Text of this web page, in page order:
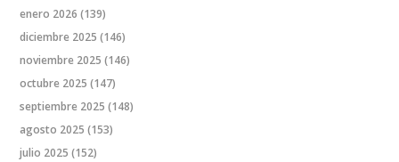
enero 2026 (139)
diciembre 2025 (146)
noviembre 2025 (146)
octubre 2025 (147)
septiembre 2025 (148)
agosto 2025 (153)
julio 2025 (152)